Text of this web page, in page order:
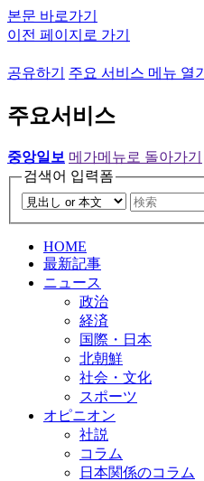
본문 바로가기
이전 페이지로 가기
공유하기 주요 서비스 메뉴 열기
주요서비스
중앙일보 메가메뉴로 돌아가기
검색어 입력폼
HOME
最新記事
ニュース
政治
経済
国際・日本
北朝鮮
社会・文化
スポーツ
オピニオン
社説
コラム
日本関係のコラム